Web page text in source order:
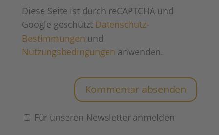
Diese Seite ist durch reCAPTCHA und
Google geschützt Datenschutz-
Bestimmungen und
Nutzungsbedingungen anwenden.
Für unseren Newsletter anmelden